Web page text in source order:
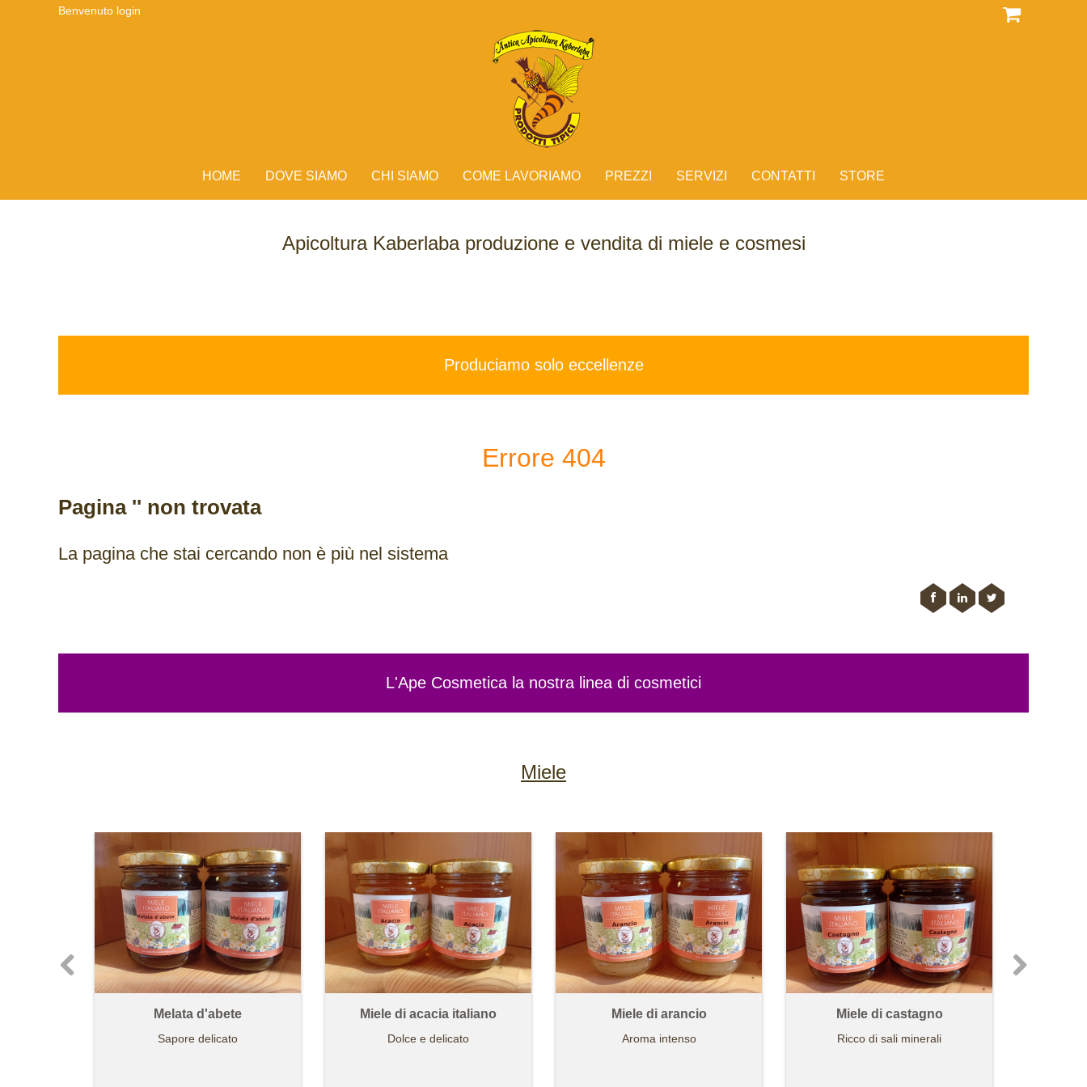
Benvenuto login
HOME DOVE SIAMO CHI SIAMO COME LAVORIAMO PREZZI SERVIZI CONTATTI STORE
Apicoltura Kaberlaba produzione e vendita di miele e cosmesi
Produciamo solo eccellenze
Errore 404
Pagina '' non trovata
La pagina che stai cercando non è più nel sistema
L'Ape Cosmetica la nostra linea di cosmetici
Miele
Melata d'abete
Sapore delicato
Miele di acacia italiano
Dolce e delicato
Miele di arancio
Aroma intenso
Miele di castagno
Ricco di sali minerali